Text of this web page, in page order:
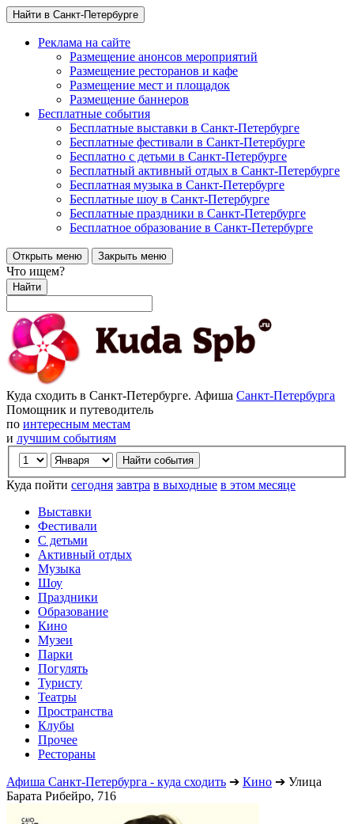
Найти в Санкт-Петербурге
Реклама на сайте
Размещение анонсов мероприятий
Размещение ресторанов и кафе
Размещение мест и площадок
Размещение баннеров
Бесплатные события
Бесплатные выставки в Санкт-Петербурге
Бесплатные фестивали в Санкт-Петербурге
Бесплатно с детьми в Санкт-Петербурге
Бесплатный активный отдых в Санкт-Петербурге
Бесплатная музыка в Санкт-Петербурге
Бесплатные шоу в Санкт-Петербурге
Бесплатные праздники в Санкт-Петербурге
Бесплатное образование в Санкт-Петербурге
Открыть меню Закрыть меню
Что ищем?
Найти
Куда сходить в Санкт-Петербурге. Афиша Санкт-Петербурга
Помощник и путеводитель
по интересным местам
и лучшим событиям
Куда пойти сегодня завтра в выходные в этом месяце
Выставки
Фестивали
С детьми
Активный отдых
Музыка
Шоу
Праздники
Образование
Кино
Музеи
Парки
Погулять
Туристу
Театры
Пространства
Клубы
Прочее
Рестораны
Афиша Санкт-Петербурга - куда сходить ➔ Кино ➔ Улица
Барата Рибейро, 716